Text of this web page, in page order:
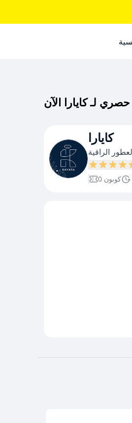
كايارا
الراقية
0 كوبون